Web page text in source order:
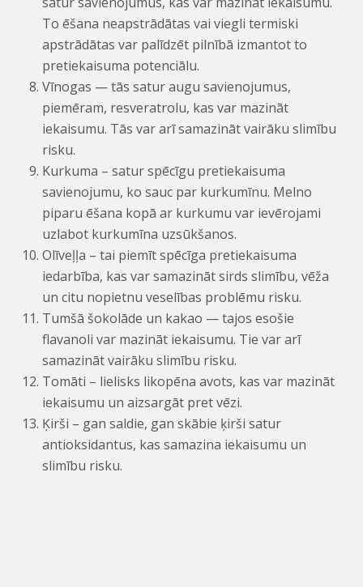
To ēšana neapstrādātas vai viegli termiski
apstrādātas var palīdzēt pilnībā izmantot to
pretiekaisuma potenciālu.
Vīnogas — tās satur augu savienojumus,
piemēram, resveratrolu, kas var mazināt
iekaisumu. Tās var arī samazināt vairāku slimību
risku.
Kurkuma – satur spēcīgu pretiekaisuma
savienojumu, ko sauc par kurkumīnu. Melno
piparu ēšana kopā ar kurkumu var ievērojami
uzlabot kurkumīna uzsūkšanos.
Olīveļļa – tai piemīt spēcīga pretiekaisuma
iedarbība, kas var samazināt sirds slimību, vēža
un citu nopietnu veselības problēmu risku.
Tumšā šokolāde un kakao — tajos esošie
flavanoli var mazināt iekaisumu. Tie var arī
samazināt vairāku slimību risku.
Tomāti – lielisks likopēna avots, kas var mazināt
iekaisumu un aizsargāt pret vēzi.
Ķirši – gan saldie, gan skābie ķirši satur
antioksidantus, kas samazina iekaisumu un
slimību risku.